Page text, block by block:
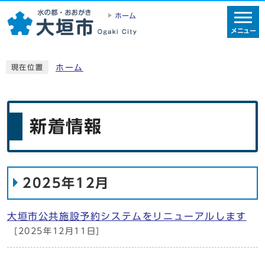
ホーム
メニュー
現在位置 ホーム
新着情報
2025年12月
大垣市公共施設予約システムをリニューアルします
[2025年12月11日]